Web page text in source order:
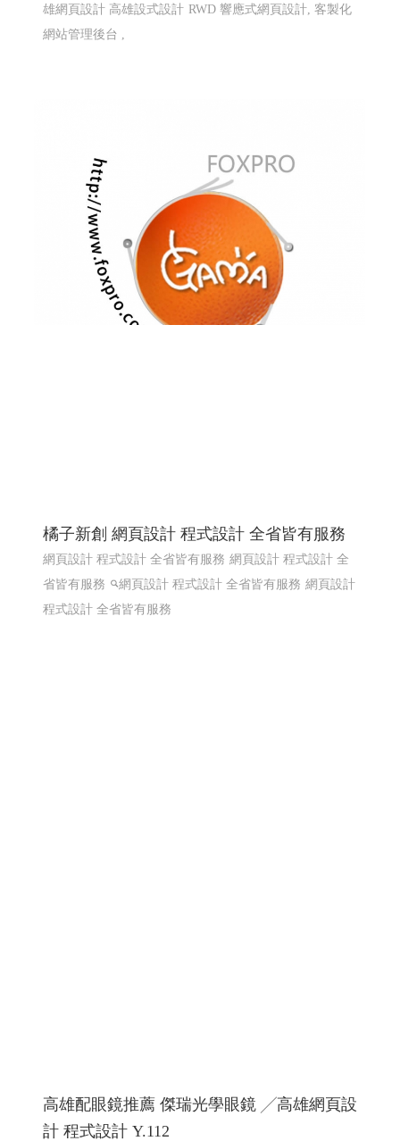
雄網頁設計 高雄設式設計 RWD 響應式網頁設計, 客製化
網站管理後台 ,
橘子新創 網頁設計 程式設計 全省皆有服務
網頁設計 程式設計 全省皆有服務 網頁設計 程式設計 全
省皆有服務
網頁設計 程式設計 全省皆有服務 網頁設計
程式設計 全省皆有服務
高雄配眼鏡推薦 傑瑞光學眼鏡 ╱高雄網頁設
計 程式設計 Y.112